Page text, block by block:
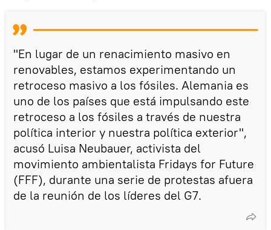
"En lugar de un renacimiento masivo en
renovables, estamos experimentando un
retroceso masivo a los fósiles. Alemania es
uno de los países que está impulsando este
retroceso a los fósiles a través de nuestra
política interior y nuestra política exterior",
acusó Luisa Neubauer, activista del
movimiento ambientalista Fridays for Future
(FFF), durante una serie de protestas afuera
de la reunión de los líderes del G7.